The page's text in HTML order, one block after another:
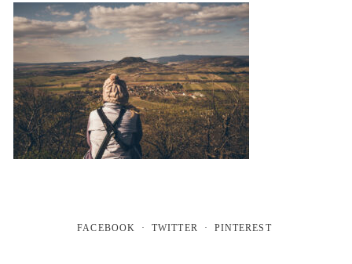
FACEBOOK TWITTER PINTEREST